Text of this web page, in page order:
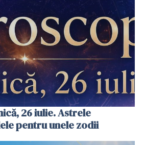
26 iulie. Astrele
pentru unele zodii